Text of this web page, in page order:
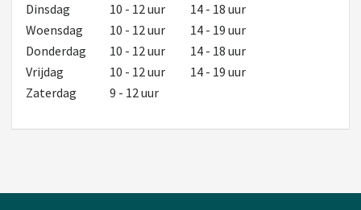
Dinsdag
10 - 12 uur
14 - 18 uur
Woensdag
10 - 12 uur
14 - 19 uur
Donderdag
10 - 12 uur
14 - 18 uur
Vrijdag
10 - 12 uur
14 - 19 uur
Zaterdag
9 - 12 uur